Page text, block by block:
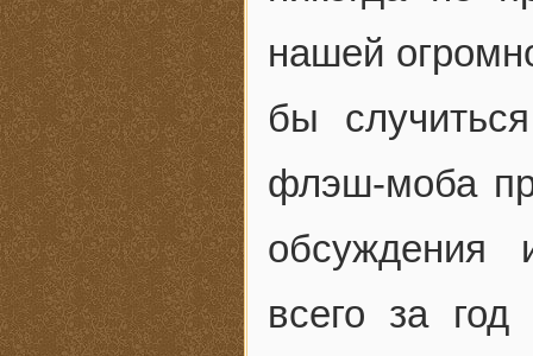
нашей
бы
флэш-моба
обсуждения
всего за год